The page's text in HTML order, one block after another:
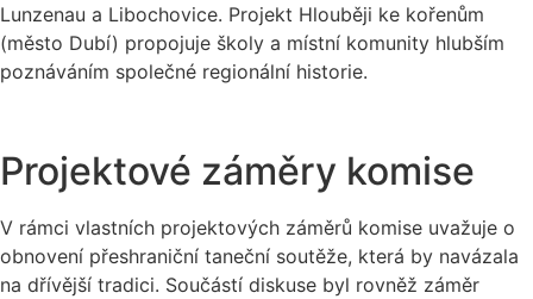
Lunzenau a Libochovice. Projekt Hlouběji ke kořenům
(město Dubí) propojuje školy a místní komunity hlubším
poznáváním společné regionální historie.
Projektové záměry komise
V rámci vlastních projektových záměrů komise uvažuje o
obnovení přeshraniční taneční soutěže, která by navázala
na dřívější tradici. Součástí diskuse byl rovněž záměr